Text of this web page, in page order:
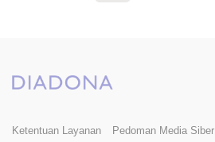
Ketentuan Layanan Pedoman Media Siber